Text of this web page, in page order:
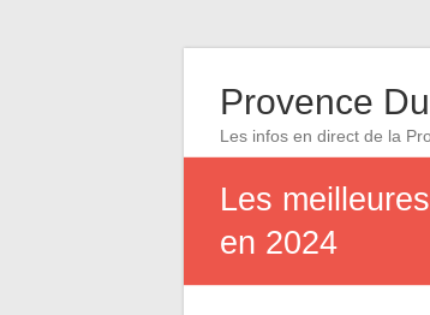
Provence
Les infos en direct de la
Les
en 2024